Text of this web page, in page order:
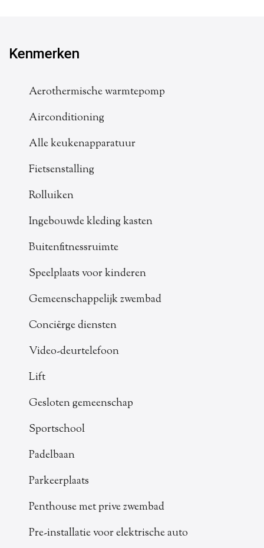
Kenmerken
Aerothermische warmtepomp
Airconditioning
Alle keukenapparatuur
Fietsenstalling
Rolluiken
Ingebouwde kleding kasten
Buitenfitnessruimte
Speelplaats voor kinderen
Gemeenschappelijk zwembad
Conciërge diensten
Video-deurtelefoon
Lift
Gesloten gemeenschap
Sportschool
Padelbaan
Parkeerplaats
Penthouse met prive zwembad
Pre-installatie voor elektrische auto